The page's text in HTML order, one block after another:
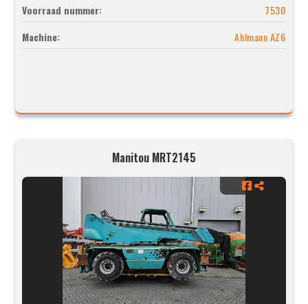
Voorraad nummer:
7530
Machine:
Ahlmann AZ6
Manitou MRT2145